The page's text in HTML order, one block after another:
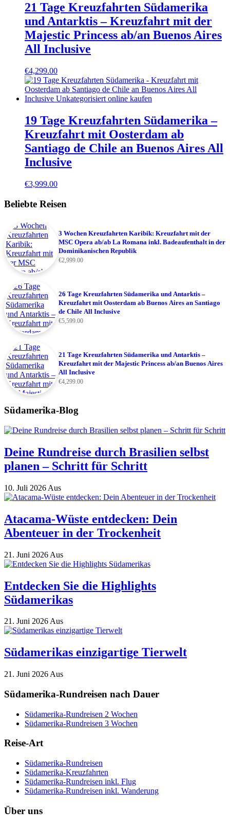
21 Tage Kreuzfahrten Südamerika
und Antarktis – Kreuzfahrt mit der
Majestic Princess ab/an Buenos Aires
All Inclusive
€4,299.00
19 Tage Kreuzfahrten Südamerika –
Kreuzfahrt mit Oosterdam ab
Santiago de Chile an Buenos Aires All
Inclusive
€3,999.00
Beliebte Reisen
3 Wochen Kreuzfahrten Karibik: Kreuzfahrt mit der
MSC Opera ab/ab La Romana inkl. Badeaufenthalt in der
Dominikanischen Republik
€2,999.00
26 Tage Kreuzfahrten Südamerika und Antarktis –
Kreuzfahrt mit Oosterdam ab Buenos Aires an Santiago
de Chile All Inclusive
€5,599.00
21 Tage Kreuzfahrten Südamerika und Antarktis –
Kreuzfahrt mit der Majestic Princess ab/an Buenos Aires
All Inclusive
€4,299.00
Südamerika-Blog
Deine Rundreise durch Brasilien selbst
planen – Schritt für Schritt
10. Juli 2026 Aus
Atacama-Wüste entdecken: Dein
Abenteuer in der Trockenheit
21. Juni 2026 Aus
Entdecken Sie die Highlights
Südamerikas
21. Juni 2026Aus
Südamerikas einzigartige Tierwelt
21. Juni 2026 Aus
Südamerika-Rundreisen nach Dauer
Südamerika-Rundreisen 2 Wochen
Südamerika-Rundreisen 3 Wochen
Reise-Art
Südamerika-Rundreisen
Südamerika-Kreuzfahrten
Südamerika-Rundreisen inkl. Flug
Südamerika-Rundreisen inkl. Wanderung
Über uns